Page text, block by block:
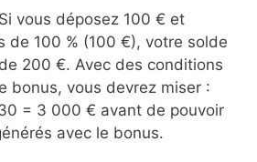
vous déposez 100 € et
de 100 % (100 €), votre solde
200 €. Avec des conditions
bonus, vous devrez miser :
= 3 000 € avant de pouvoir
avec le bonus.